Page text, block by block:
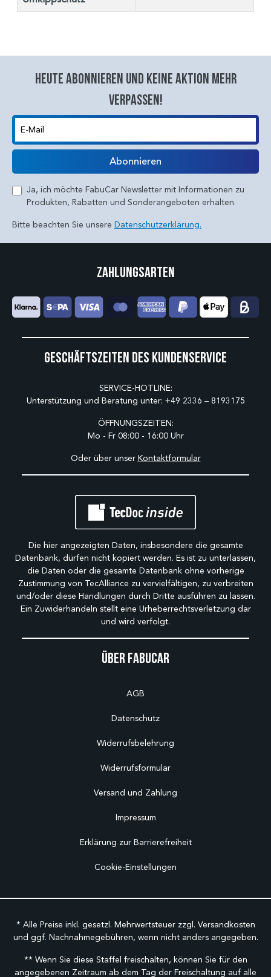
Heute abonnieren und keine aktion mehr
verpassen!
E-Mail
Abonnieren
Ja, ich möchte FabuCar Newsletter mit Informationen zu
Produkten, Rabatten und Sonderangeboten erhalten.
Bitte beachten Sie unsere Datenschutzerklärung.
Über Fabucar
AGB
Datenschutz
Widerrufsbelehrung
Widerrufsformular
Versand und Zahlung
Impressum
Erklärung zur Barrierefreiheit
Cookie-Einstellungen
Geschäftszeiten des Kundenservice
SERVICE-HOTLINE:
Unterstützung und Beratung unter: +49 2336 – 8193175
ÖFFNUNGSZEITEN:
Mo - Fr 08:00 - 16:00 Uhr
Oder über unser Kontaktformular
Zahlungsarten
Die hier angezeigten Daten, insbesondere die gesamte
Datenbank, dürfen nicht kopiert werden. Es ist zu unterlassen,
die Daten oder die gesamte Datenbank ohne vorherige
Zustimmung von TecAlliance zu vervielfältigen, zu verbreiten
und/oder diese Handlungen durch Dritte ausführen zu lassen.
Ein Zuwiderhandeln stellt eine Urheberrechtsverletzung dar
und wird verfolgt.
* Alle Preise inkl. gesetzl. Mehrwertsteuer zzgl. Versandkosten
und ggf. Nachnahmegebühren, wenn nicht anders angegeben.
** Wenn Sie diese Staffel freischalten, können Sie für den
angegebenen Zeitraum ab dem Tag der Freischaltung auf alle